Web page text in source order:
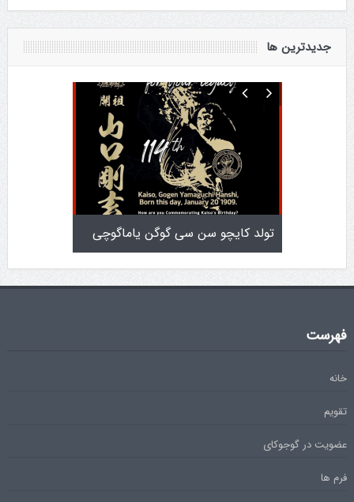
جدیدترین ها
اطلاعیه آزمون تولد کایچو سن سی گوگن یاماگوچی
فهرست
خانه
تقویم
عضویت در گوجوکای
فرم ها